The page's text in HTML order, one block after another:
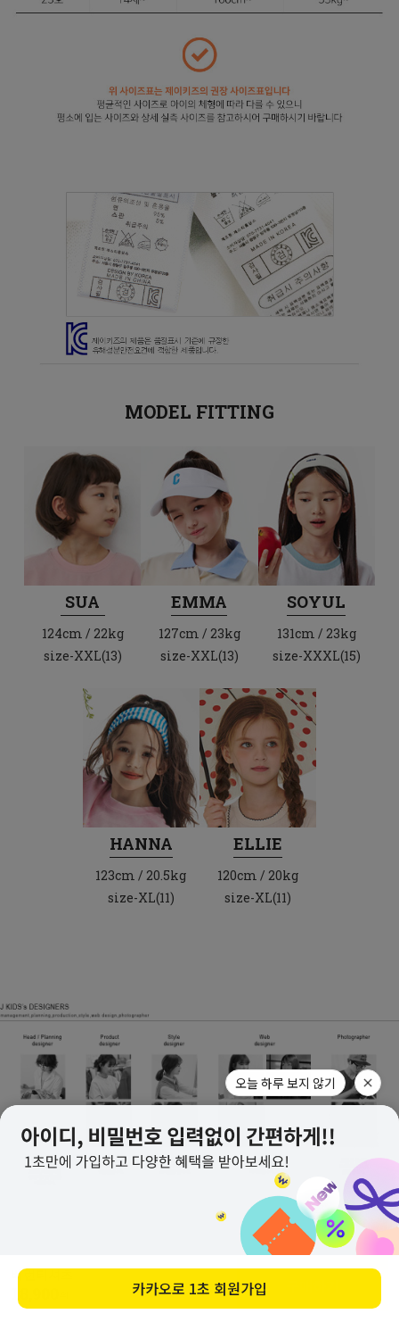
베런티셔츠
MODEL FITTING
SUA
124cm / 22kg
size-XXL(13)
EMMA
127cm / 23kg
size-XXL(13)
SOYUL
131cm / 23kg
size-XXXL(15)
HANNA
123cm / 20.5kg
size-XL(11)
ELLIE
120cm / 20kg
size-XL(11)
배송안내
오늘 하루 보지 않기
카카오로 1초 회원가입